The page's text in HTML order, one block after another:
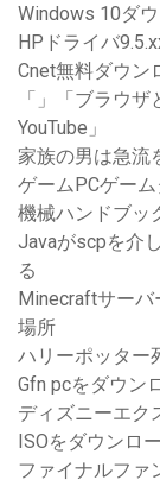
Windows 10ダ
HPドライバ
Cnet無料ダウン
「」「ブラウ
YouTube」
家族の男は急流
ゲームPCゲー
機械ハンドブッ
Javaがscpを介
る
Minecraftサー
場所
ハリーポッター
Gfn pcをダウン
ディズニーエク
ISOをダウンロ
ファイナルファ